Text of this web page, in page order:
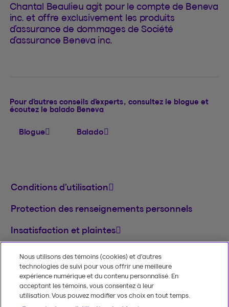
Chantal Beaulieu agit pour le compte de Beneva
inc. et offre exclusivement les produits
d’assurance de dommages de Société
d’assurance Beneva inc.
Pour d’autres conseils d’experts, consultez le blogue et
écoutez le balado Beneva
Blogue Balado
Conditions d’utilisation
Protection des renseignements personnels
Insatisfaction et plaintes
© 2020-2026, Beneva inc. MD Le nom et le logo
Beneva sont des marques de commerce de
Groupe Beneva inc. utilisées sous licence.
Nous utilisons des témoins (cookies) et d’autres
technologies de suivi pour vous offrir une meilleure
expérience numérique et du contenu personnalisé. En
acceptant les témoins, vous consentez à leur
utilisation. Vous pouvez modifier vos choix en tout temps.